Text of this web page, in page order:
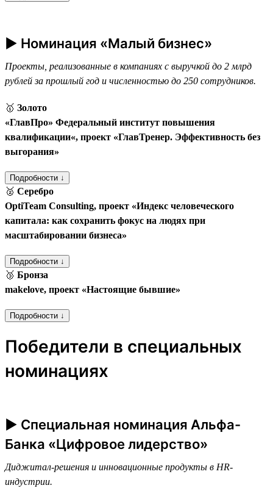
► Номинация «Малый бизнес»
Проекты, реализованные в компаниях с выручкой до 2 млрд
рублей за прошлый год и численностью до 250 сотрудников.
🥇 Золото
«ГлавПро» Федеральный институт повышения
квалификации«, проект «ГлавТренер. Эффективность без
выгорания»
Подробности ↓
🥈 Серебро
OptiTeam Consulting, проект «Индекс человеческого
капитала: как сохранить фокус на людях при
масштабировании бизнеса»
Подробности ↓
🥉 Бронза
makelove, проект «Настоящие бывшие»
Подробности ↓
Победители в специальных
номинациях
► Специальная номинация Альфа-
Банка «Цифровое лидерство»
Диджитал-решения и инновационные продукты в HR-
индустрии.